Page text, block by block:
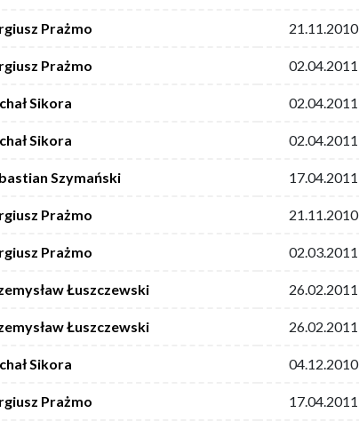
Prażmo 21.11.2010
Prażmo 02.04.2011
Sikora 02.04.2011
Sikora 02.04.2011
Szymański 17.04.2011
Prażmo 21.11.2010
Prażmo 02.03.2011
Łuszczewski 26.02.2011
Łuszczewski 26.02.2011
Sikora 04.12.2010
Prażmo 17.04.2011